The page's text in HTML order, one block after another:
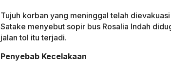
Tujuh korban yang meninggal telah
Satake menyebut sopir bus Rosalia Indah
jalan tol itu terjadi.
Penyebab Kecelakaan